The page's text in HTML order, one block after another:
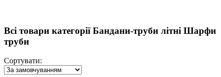
Всі товари категорії Бандани-труби літні Шарфи
труби
Сортувати: